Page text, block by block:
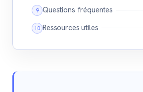
Questions fréquentes
Ressources utiles